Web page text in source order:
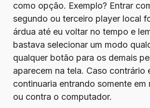
como opção. Exemplo? Entrar
segundo ou terceiro player local
árdua até eu voltar no tempo e
bastava selecionar um modo
qualquer botão para os demais
aparecem na tela. Caso contrário
continuaria entrando somente em
ou contra o computador.